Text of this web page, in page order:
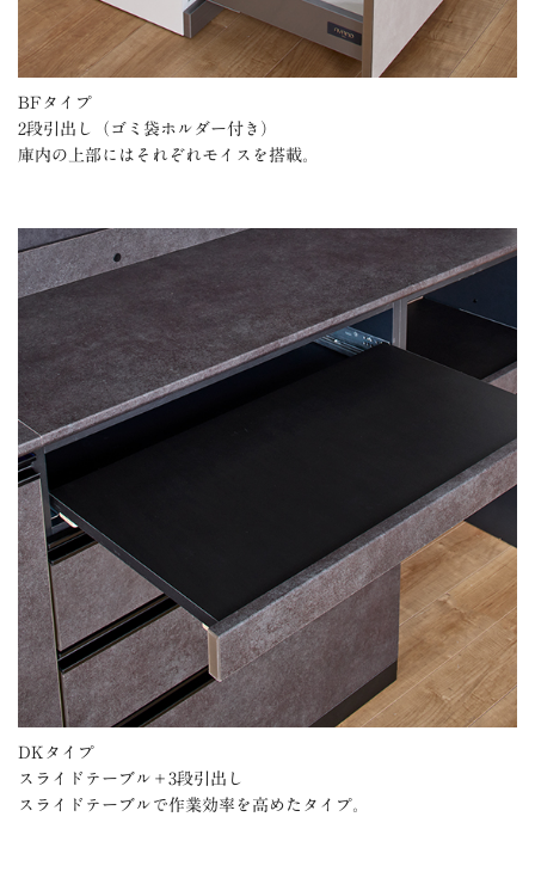
BFタイプ
2段引出し（ゴミ袋ホルダー付き）
庫内の上部にはそれぞれモイスを搭載。
DKタイプ
スライドテーブル＋3段引出し
スライドテーブルで作業効率を高めたタイプ。